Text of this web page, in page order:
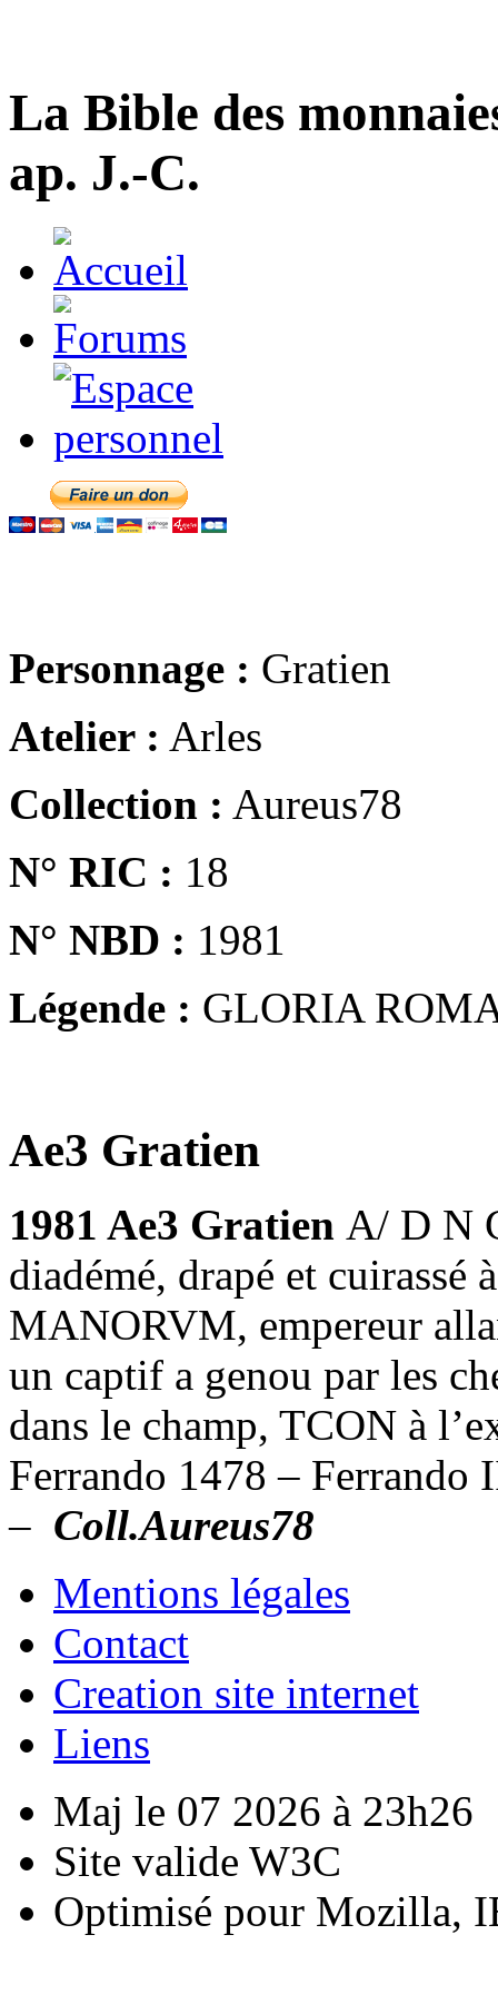
La Bible des
ap. J.-C.
Personnage : Gratien
Atelier : Arles
Collection : Aureus78
N° RIC : 18
N° NBD : 1981
Légende : GLORIA
Ae3 Gratien
1981 Ae3 Gratien A/ D N
diadémé, drapé et
MANORVM, empereur
un captif a genou par les
dans le champ, TCON à
Ferrando 1478 –
– Coll.Aureus78
Mentions légales
Contact
Creation site internet
Liens
Maj le 07 2026 à 23h26
Site valide W3C
Optimisé pour Mozilla,